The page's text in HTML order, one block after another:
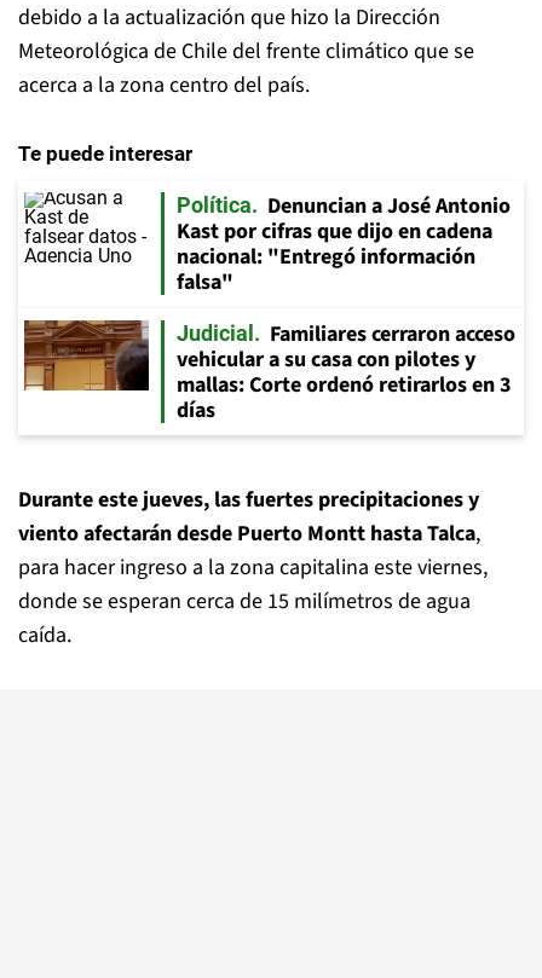
debido a la actualización que hizo la Dirección
Meteorológica de Chile del frente climático que se
acerca a la zona centro del país.
Te puede interesar
Política
Denuncian a José Antonio
Kast por cifras que dijo en cadena
nacional: "Entregó información
falsa"
Judicial
Familiares cerraron acceso
vehicular a su casa con pilotes y
mallas: Corte ordenó retirarlos en 3
días
Durante este jueves, las fuertes precipitaciones y
viento afectarán desde Puerto Montt hasta Talca,
para hacer ingreso a la zona capitalina este viernes,
donde se esperan cerca de 15 milímetros de agua
caída.